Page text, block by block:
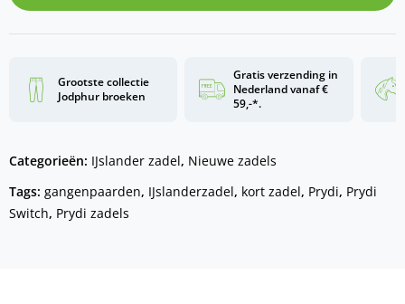
Grootste collectie
Jodphur broeken
Gratis verzending in
Nederland vanaf €
59,-*.
Categorieën: IJslander zadel, Nieuwe zadels
Tags: gangenpaarden, IJslanderzadel, kort zadel, Prydi, Prydi
Switch, Prydi zadels